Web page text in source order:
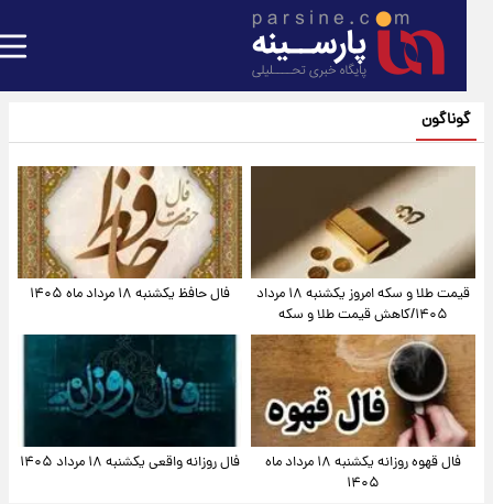
گوناگون
قیمت طلا و سکه امروز یکشنبه ۱۸ مرداد
۱۴۰۵/کاهش قیمت طلا و سکه
فال حافظ یکشنبه ۱۸ مرداد ماه ۱۴۰۵
فال قهوه روزانه یکشنبه ۱۸ مرداد ماه
۱۴۰۵
فال روزانه واقعی یکشنبه ۱۸ مرداد ۱۴۰۵